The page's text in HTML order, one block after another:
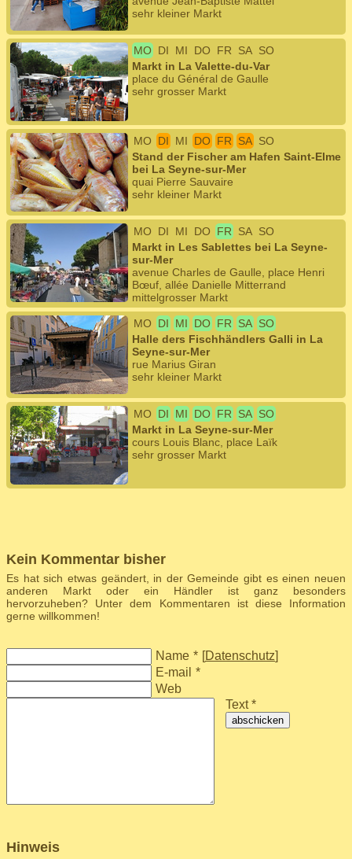
sehr kleiner Markt
MO DI MI DO FR SA SO
Markt in La Valette-du-Var
place du Général de Gaulle
sehr grosser Markt
MO DI MI DO FR SA SO
Stand der Fischer am Hafen Saint-Elme
bei La Seyne-sur-Mer
quai Pierre Sauvaire
sehr kleiner Markt
MO DI MI DO FR SA SO
Markt in Les Sablettes bei La Seyne-
sur-Mer
avenue Charles de Gaulle, place Henri
Bœuf, allée Danielle Mitterrand
mittelgrosser Markt
MO DI MI DO FR SA SO
Halle ders Fischhändlers Galli in La
Seyne-sur-Mer
rue Marius Giran
sehr kleiner Markt
MO DI MI DO FR SA SO
Markt in La Seyne-sur-Mer
cours Louis Blanc, place Laïk
sehr grosser Markt
Kein Kommentar bisher
Es hat sich etwas geändert, in der Gemeinde gibt es einen neuen
anderen Markt oder ein Händler ist ganz besonders
hervorzuheben? Unter dem Kommentaren ist diese Information
gerne willkommen!
Name * [Datenschutz]
E-mail *
Web
Text *
abschicken
Hinweis